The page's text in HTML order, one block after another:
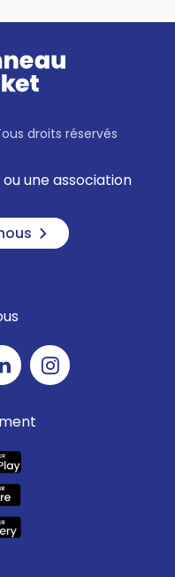
droits réservés
une association